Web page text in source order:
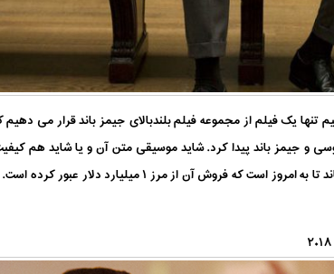
تنها یک فیلم از مجموعه فیلم بلندبالای جیمز باند قرار می
و جیمز باند پیدا کرد. شاید موسیقی متن آن و یا شاید هم
محبوبیتی شد. اما بد نیست بدانید که فیلم اسکای فال تنها فیلم جیمز